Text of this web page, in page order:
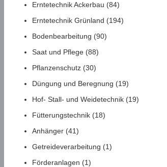
Erntetechnik Ackerbau (84)
Erntetechnik Grünland (194)
Bodenbearbeitung (90)
Saat und Pflege (88)
Pflanzenschutz (30)
Düngung und Beregnung (19)
Hof- Stall- und Weidetechnik (19)
Fütterungstechnik (18)
Anhänger (41)
Getreideverarbeitung (1)
Förderanlagen (1)